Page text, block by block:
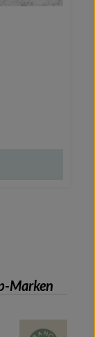
Marken